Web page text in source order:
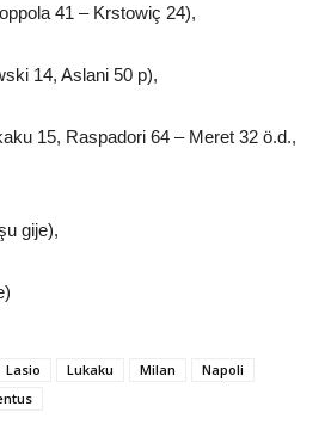
41 – Krstowiç 24),
14, Aslani 50 p),
15, Raspadori 64 – Meret 32 ö.d.,
gije),
Lasio Lukaku Milan
Napoli